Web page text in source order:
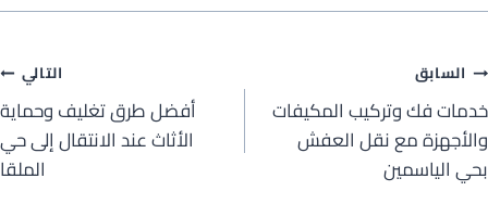
تصفّح
المقالات
السابق
خدمات فك وتركيب المكيفات
والأجهزة مع نقل العفش
بحي الياسمين
التالي
أفضل طرق تغليف وحماية
الأثاث عند الانتقال إلى حي
الملقا